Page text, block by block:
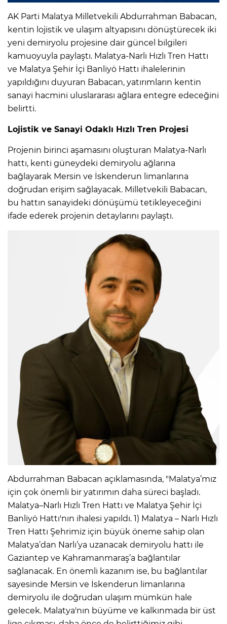
AK Parti Malatya Milletvekili Abdurrahman Babacan,
kentin lojistik ve ulaşım altyapısını dönüştürecek iki
yeni demiryolu projesine dair güncel bilgileri
kamuoyuyla paylaştı. Malatya-Narlı Hızlı Tren Hattı
ve Malatya Şehir İçi Banliyö Hattı ihalelerinin
yapıldığını duyuran Babacan, yatırımların kentin
sanayi hacmini uluslararası ağlara entegre edeceğini
belirtti.
Lojistik ve Sanayi Odaklı Hızlı Tren Projesi
Projenin birinci aşamasını oluşturan Malatya-Narlı
hattı, kenti güneydeki demiryolu ağlarına
bağlayarak Mersin ve İskenderun limanlarına
doğrudan erişim sağlayacak. Milletvekili Babacan,
bu hattın sanayideki dönüşümü tetikleyeceğini
ifade ederek projenin detaylarını paylaştı.
Abdurrahman Babacan açıklamasında, "Malatya’mız
için çok önemli bir yatırımın daha süreci başladı.
Malatya–Narlı Hızlı Tren Hattı ve Malatya Şehir İçi
Banliyö Hattı'nın ihalesi yapıldı. 1) Malatya – Narlı Hızlı
Tren Hattı Şehrimiz için büyük öneme sahip olan
Malatya’dan Narlı’ya uzanacak demiryolu hattı ile
Gaziantep ve Kahramanmaraş’a bağlantılar
sağlanacak. En önemli kazanım ise, bu bağlantılar
sayesinde Mersin ve İskenderun limanlarına
demiryolu ile doğrudan ulaşım mümkün hale
gelecek. Malatya'nın büyüme ve kalkınmada bir üst